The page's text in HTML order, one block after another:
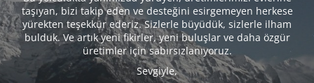
taşıyan, bizi takip eden ve desteğini esirgemeyen herkese
yürekten teşekkür ederiz. Sizlerle büyüdük, sizlerle ilham
bulduk. Ve artık yeni fikirler, yeni buluşlar ve daha özgür
üretimler için sabırsızlanıyoruz.
Sevgiyle,